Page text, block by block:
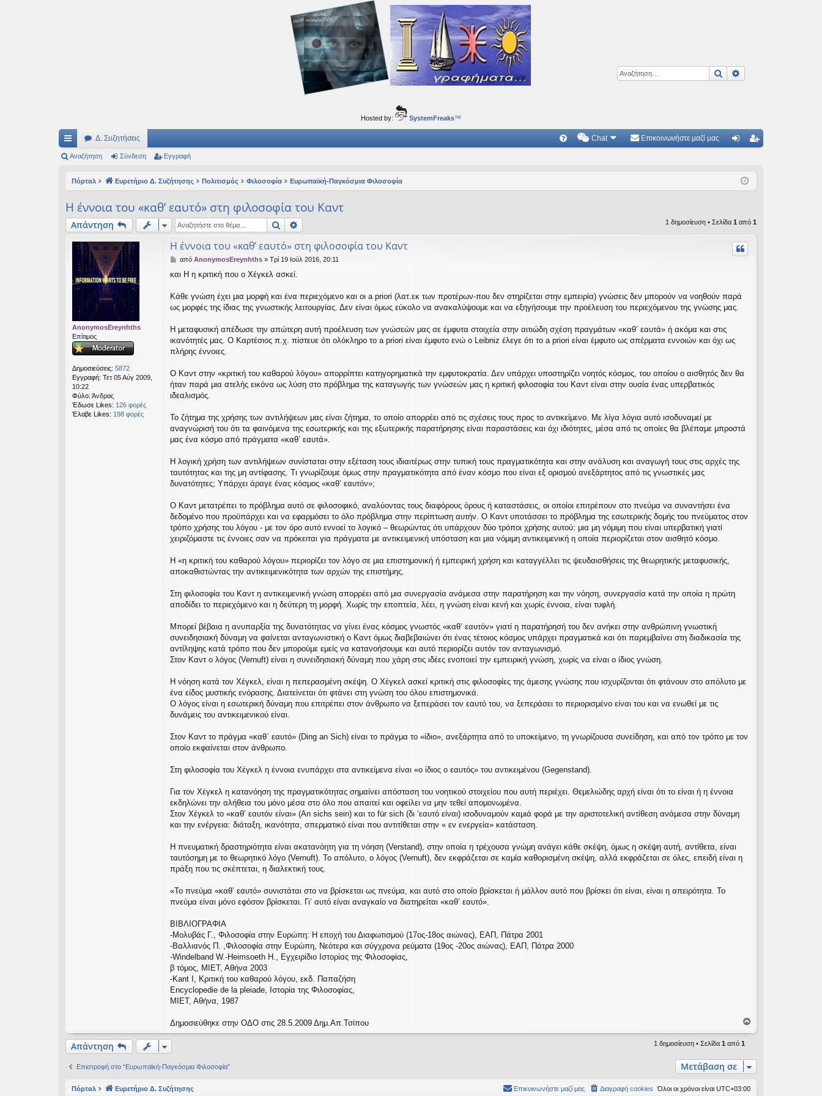
Αναζήτηση
Αυτός ο τόπος φιλοδοξεί να ανοίγει μονοπάτια για τα συναρπαστικά και όμορφα ταξίδια του νού...
Hosted by: SystemFreaks™
Γ
ρή
ς
συ
Δ. Συζητήσεις Chat Επικοινωνήστε μαζί μας
ρα
Αναζήτηση Σύνδεση Εγγραφή
Πόρταλ Ευρετήριο Δ. Συζήτησης Πολιτισμός Φιλοσοφία Ευρωπαϊκή-Παγκόσμια Φιλοσοφία
Η έννοια του «καθ’ εαυτό» στη φιλοσοφία του Καντ
Απάντηση Αναζήτηση 1 δημοσίευση • Σελίδα 1 από 1
AnonymosEreynhths
Επίτιμος
Δημοσιεύσεις: 5872
Εγγραφή: Τετ 05 Αύγ 2009,
10:22
Φύλο: Άνδρας
Έδωσε Likes: 126 φορές
Έλαβε Likes: 198 φορές
Η έννοια του «καθ’ εαυτό» στη φιλοσοφία του Καντ
Δ
μ
σ
ί
ε
σ
η
από AnonymosEreynhths» Τρί 19 Ιούλ 2016, 20:11
και Η η κριτική που ο Χέγκελ ασκεί.
Κάθε γνώση έχει μια μορφή και ένα περιεχόμενο και οι a priori (λατ.εκ των προτέρων-που δεν στηρίζεται στην εμπειρία) γνώσεις δεν μπορούν να νοηθούν παρά
ως μορφές της ίδιας της γνωστικής λειτουργίας. Δεν είναι όμως εύκολο να ανακαλύψουμε και να εξηγήσουμε την προέλευση του περιεχόμενου της γνώσης μας.
Η μεταφυσική απέδωσε την απώτερη αυτή προέλευση των γνώσεών μας σε έμφυτα στοιχεία στην αιτιώδη σχέση πραγμάτων «καθ’ εαυτά» ή ακόμα και στις
ικανότητές μας. Ο Καρτέσιος π.χ. πίστευε ότι ολόκληρο το a priori είναι έμφυτο ενώ ο Leibniz έλεγε ότι το a priori είναι έμφυτο ως σπέρματα εννοιών και όχι ως
πλήρης έννοιες.
Ο Καντ στην «κριτική του καθαρού λόγου» απορρίπτει κατηγορηματικά την εμφυτοκρατία. Δεν υπάρχει υποστηρίζει νοητός κόσμος, του οποίου ο αισθητός δεν θα
ήταν παρά μια ατελής εικόνα ως λύση στο πρόβλημα της καταγωγής των γνώσεών μας η κριτική φιλοσοφία του Καντ είναι στην ουσία ένας υπερβατικός
ιδεαλισμός.
Το ζήτημα της χρήσης των αντιλήψεων μας είναι ζήτημα, το οποίο απορρέει από τις σχέσεις τους προς το αντικείμενο. Με λίγα λόγια αυτό ισοδυναμεί με
αναγνώρισή του ότι τα φαινόμενα της εσωτερικής και της εξωτερικής παρατήρησης είναι παραστάσεις και όχι ιδιότητες, μέσα από τις οποίες θα βλέπαμε μπροστά
μας ένα κόσμο από πράγματα «καθ’ εαυτά».
Η λογική χρήση των αντιλήψεων συνίσταται στην εξέταση τους ιδιαιτέρως στην τυπική τους πραγματικότητα και στην ανάλυση και αναγωγή τους στις αρχές της
ταυτότητας και της μη αντίφασης. Τι γνωρίζουμε όμως στην πραγματικότητα από έναν κόσμο που είναι εξ ορισμού ανεξάρτητος από τις γνωστικές μας
δυνατότητες; Υπάρχει άραγε ένας κόσμος «καθ’ εαυτόν»;
Ο Καντ μετατρέπει το πρόβλημα αυτό σε φιλοσοφικό, αναλύοντας τους διαφόρους όρους ή καταστάσεις, οι οποίοι επιτρέπουν στο πνεύμα να συναντήσει ένα
δεδομένο που προϋπάρχει και να εφαρμόσει το όλο πρόβλημα στην περίπτωση αυτήν. Ο Καντ υποτάσσει το πρόβλημα της εσωτερικής δομής του πνεύματος στον
τρόπο χρήσης του λόγου - με τον όρο αυτό εννοεί το λογικό – θεωρώντας ότι υπάρχουν δύο τρόποι χρήσης αυτού: μια μη νόμιμη που είναι υπερβατική γιατί
χειριζόμαστε τις έννοιες σαν να πρόκειται για πράγματα με αντικειμενική υπόσταση και μια νόμιμη αντικειμενική η οποία περιορίζεται στον αισθητό κόσμο.
Η «η κριτική του καθαρού λόγου» περιορίζει τον λόγο σε μια επιστημονική ή εμπειρική χρήση και καταγγέλλει τις ψευδαισθήσεις της θεωρητικής μεταφυσικής,
αποκαθιστώντας την αντικειμενικότητα των αρχών της επιστήμης.
Στη φιλοσοφία του Καντ η αντικειμενική γνώση απορρέει από μια συνεργασία ανάμεσα στην παρατήρηση και την νόηση, συνεργασία κατά την οποία η πρώτη
αποδίδει το περιεχόμενο και η δεύτερη τη μορφή. Χωρίς την εποπτεία, λέει, η γνώση είναι κενή και χωρίς έννοια, είναι τυφλή.
Μπορεί βέβαια η ανυπαρξία της δυνατότητας να γίνει ένας κόσμος γνωστός «καθ’ εαυτόν» γιατί η παρατήρησή του δεν ανήκει στην ανθρώπινη γνωστική
συνειδησιακή δύναμη να φαίνεται ανταγωνιστική ο Καντ όμως διαβεβαιώνει ότι ένας τέτοιος κόσμος υπάρχει πραγματικά και ότι παρεμβαίνει στη διαδικασία της
αντίληψης κατά τρόπο που δεν μπορούμε εμείς να κατανοήσουμε και αυτό περιορίζει αυτόν τον ανταγωνισμό.
Στον Καντ ο λόγος (Vernuft) είναι η συνειδησιακή δύναμη που χάρη στις ιδέες ενοποιεί την εμπειρική γνώση, χωρίς να είναι ο ίδιος γνώση.
Η νόηση κατά τον Χέγκελ, είναι η πεπερασμένη σκέψη. Ο Χέγκελ ασκεί κριτική στις φιλοσοφίες της άμεσης γνώσης που ισχυρίζονται ότι φτάνουν στο απόλυτο με
ένα είδος μυστικής ενόρασης. Διατείνεται ότι φτάνει στη γνώση του όλου επιστημονικά.
Ο λόγος είναι η εσωτερική δύναμη που επιτρέπει στον άνθρωπο να ξεπεράσει τον εαυτό του, να ξεπεράσει το περιορισμένο είναι του και να ενωθεί με τις
δυνάμεις του αντικειμενικού είναι.
Στον Καντ το πράγμα «καθ΄ εαυτό» (Ding an Sich) είναι το πράγμα το «ίδιο», ανεξάρτητα από το υποκείμενο, τη γνωρίζουσα συνείδηση, και από τον τρόπο με τον
οποίο εκφαίνεται στον άνθρωπο.
Στη φιλοσοφία του Χέγκελ η έννοια ενυπάρχει στα αντικείμενα είναι «ο ίδιος ο εαυτός» του αντικειμένου (Gegenstand).
Για τον Χέγκελ η κατανόηση της πραγματικότητας σημαίνει απόσταση του νοητικού στοιχείου που αυτή περιέχει. Θεμελιώδης αρχή είναι ότι το είναι ή η έννοια
εκδηλώνει την αλήθεια του μόνο μέσα στο όλο που απαιτεί και οφείλει να μην τεθεί απομονωμένα.
Στον Χέγκελ το «καθ’ εαυτόν είναι» (An sichs sein) και το für sich (δι ‘εαυτό είναι) ισοδυναμούν καμιά φορά με την αριστοτελική αντίθεση ανάμεσα στην δύναμη
και την ενέργεια: διάταξη, ικανότητα, σπερματικό είναι που αντιτίθεται στην « εν ενεργεία» κατάσταση.
Η πνευματική δραστηριότητα είναι ακατανόητη για τη νόηση (Verstand), στην οποία η τρέχουσα γνώμη ανάγει κάθε σκέψη, όμως η σκέψη αυτή, αντίθετα, είναι
ταυτόσημη με το θεωρητικό λόγο (Vernuft). Το απόλυτο, ο λόγος (Vernuft), δεν εκφράζεται σε καμία καθορισμένη σκέψη, αλλά εκφράζεται σε όλες, επειδή είναι η
πράξη που τις σκέπτεται, η διαλεκτική τους.
«Το πνεύμα «καθ’ εαυτό» συνιστάται στο να βρίσκεται ως πνεύμα, και αυτό στο οποίο βρίσκεται ή μάλλον αυτό που βρίσκει ότι είναι, είναι η απειρότητα. Το
πνεύμα είναι μόνο εφόσον βρίσκεται. Γι’ αυτό είναι αναγκαίο να διατηρείται «καθ’ εαυτό».
ΒΙΒΛΙΟΓΡΑΦΙΑ
-Μολυβάς Γ., Φιλοσοφία στην Ευρώπη: Η εποχή του Διαφωτισμού (17ος-18ος αιώνας), ΕΑΠ, Πάτρα 2001
-Βαλλιανός Π. ,Φιλοσοφία στην Ευρώπη, Νεότερα και σύγχρονα ρεύματα (19ος -20ος αιώνας), ΕΑΠ, Πάτρα 2000
-Windelband W.-Heimsoeth H., Εγχειρίδιο Ιστορίας της Φιλοσοφίας,
β τόμος, ΜΙΕΤ, Αθήνα 2003
-Kant I, Κριτική του καθαρού λόγου, εκδ. Παπαζήση
Encyclopedie de la pleiade, Ιστορία της Φιλοσοφίας,
ΜΙΕΤ, Αθήνα, 1987
Δημοσιεύθηκε στην ΟΔΟ στις 28.5.2009 Δημ.Απ.Τσίπου
ο
φ
ή
Απάντηση 1 δημοσίευση • Σελίδα 1 από 1
Επιστροφή στο “Ευρωπαϊκή-Παγκόσμια Φιλοσοφία” Μετάβαση σε
Πόρταλ Ευρετήριο Δ. Συζήτησης Όλοι οι χρόνοι είναι UTC+03:00
Διαγραφή cookies
Επικοινωνήστε μαζί μας